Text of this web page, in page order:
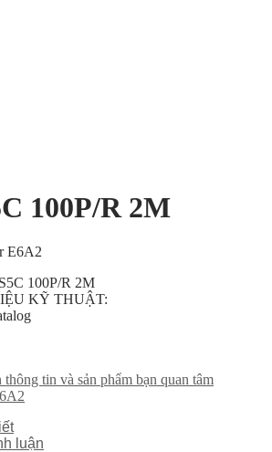
100P/R 2M
E6A2
100P/R 2M
KỸ THUẬT:
tin và sản phẩm bạn quan tâm
luận